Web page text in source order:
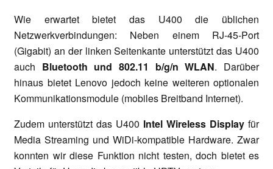
Wie erwartet bietet das U400 die üblichen
Netzwerkverbindungen: Neben einem RJ-45-Port
(Gigabit) an der linken Seitenkante unterstützt das U400
auch Bluetooth und 802.11 b/g/n WLAN. Darüber
hinaus bietet Lenovo jedoch keine weiteren optionalen
Kommunikationsmodule (mobiles Breitband Internet).
Zudem unterstützt das U400 Intel Wireless Display für
Media Streaming und WiDi-kompatible Hardware. Zwar
konnten wir diese Funktion nicht testen, doch bietet es